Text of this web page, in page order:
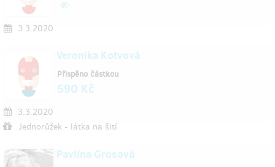
3.3.2020
Veronika Kotvová
3.3.2020
Jednorůžek - látka na šití
Přispěno částkou
590 Kč
Pavlína Grosová